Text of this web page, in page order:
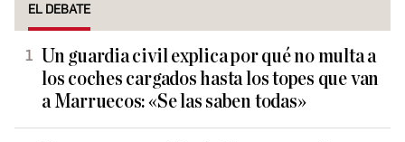
EL DEBATE
Un guardia civil explica por qué no multa a
los coches cargados hasta los topes que van
a Marruecos: «Se las saben todas»